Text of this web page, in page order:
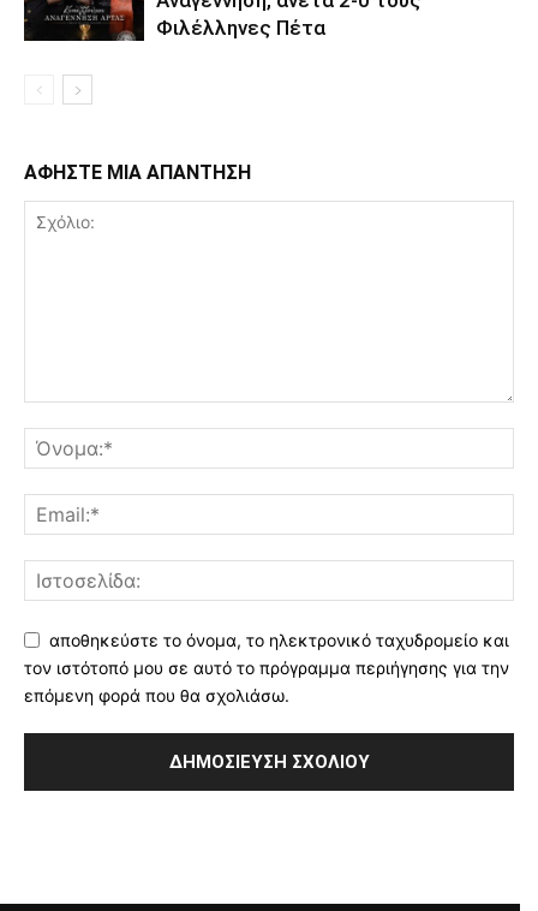
Φιλέλληνες Πέτα
ΑΦΗΣΤΕ ΜΙΑ ΑΠΑΝΤΗΣΗ
αποθηκεύστε το όνομα, το ηλεκτρονικό ταχυδρομείο και
τον ιστότοπό μου σε αυτό το πρόγραμμα περιήγησης για την
επόμενη φορά που θα σχολιάσω.